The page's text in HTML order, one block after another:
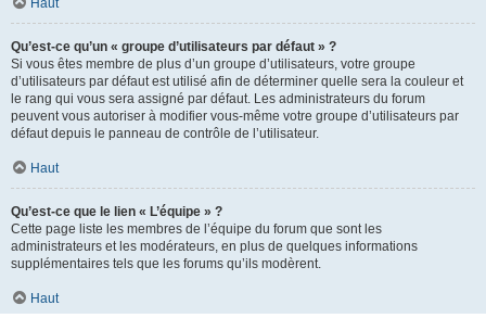
Haut
Qu’est-ce qu’un « groupe d’utilisateurs par défaut » ?
Si vous êtes membre de plus d’un groupe d’utilisateurs, votre groupe
d’utilisateurs par défaut est utilisé afin de déterminer quelle sera la couleur et
le rang qui vous sera assigné par défaut. Les administrateurs du forum
peuvent vous autoriser à modifier vous-même votre groupe d’utilisateurs par
défaut depuis le panneau de contrôle de l’utilisateur.
Haut
Qu’est-ce que le lien « L’équipe » ?
Cette page liste les membres de l’équipe du forum que sont les
administrateurs et les modérateurs, en plus de quelques informations
supplémentaires tels que les forums qu’ils modèrent.
Haut